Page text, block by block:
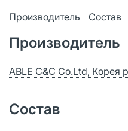
Производитель Состав
Производитель
ABLE C&C Co.Ltd, Корея
Состав